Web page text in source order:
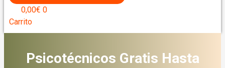
0,00€ 0
Carrito
Psicotécnicos Gratis Hasta